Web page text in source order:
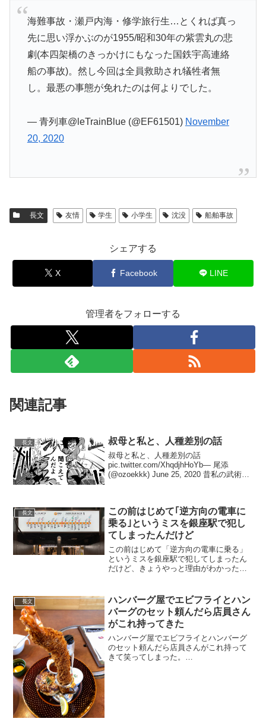
海難事故・瀬戸内海・修学旅行生…とくれば真っ
先に思い浮かぶのが1955/昭和30年の紫雲丸の悲
劇(本四架橋のきっかけにもなった国鉄宇高連絡
船の事故)。然し今回は全員救助され犠牲者無
し。最悪の事態が免れたのは何よりでした。
— 青列車@leTrainBlue (@EF61501) November
20, 2020
長文 友情 学生 小学生 沈没 船舶事故
シェアする
X Facebook LINE
管理者をフォローする
関連記事
長文 叔母と私と、人種差別の話
叔母と私と、人種差別の話
pic.twitter.com/XhqdjhHoYb— 尾添
(@ozoekkk) June 25, 2020 昔私の武術兄
長文
この前はじめて｢逆方向の電車に
乗る｣というミスを銀座駅で犯し
てしまったんだけど
この前はじめて「逆方向の電車に乗る」
というミスを銀座駅で犯してしまったん
だけど、きょうやっと理由がわかった
長文
ハンバーグ屋でエビフライとハン
バーグのセット頼んだら店員さん
がこれ持ってきた
ハンバーグ屋でエビフライとハンバーグ
のセット頼んだら店員さんがこれ持って
きて笑ってしまった。